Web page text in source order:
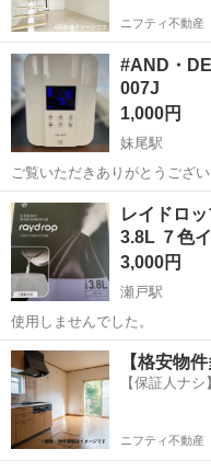
ニフティ不動産
#AND・
007J
1,000円
妹尾駅
ご覧いただきありがとうございます🌼 【商品詳細】 AND
イブリッド加湿器 HTJS-007J
タイプで、効率よく加湿でき
理におすすめで...
岡山 岡山市 妹尾駅
レイドロ
3.8L ７色
3,000円
瀬戸駅
使用しませんでした。
岡山 岡山市 瀬戸駅
【格安物
【保証人ナ
ニフティ不動産